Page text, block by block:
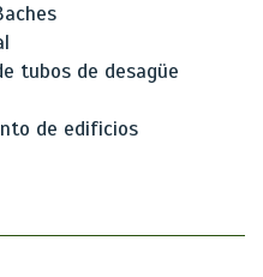
tubos de desagüe
de edificios